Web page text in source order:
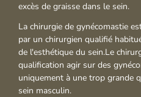
excès de graisse dans le sein.
La chirurgie de gynécomastie
par un chirurgien qualifié
de l'esthétique du sein.Le
qualification agir sur des
uniquement à une trop grande
sein masculin.